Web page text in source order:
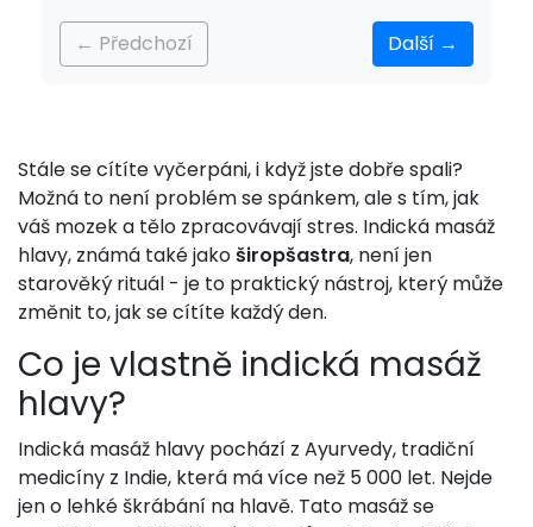
← Předchozí Další →
Stále se cítíte vyčerpáni, i když jste dobře spali?
Možná to není problém se spánkem, ale s tím, jak
váš mozek a tělo zpracovávají stres. Indická masáž
hlavy, známá také jakoširopšastra, není jen
starověký rituál - je to praktický nástroj, který může
změnit to, jak se cítíte každý den.
Co je vlastně indická masáž
hlavy?
Indická masáž hlavy pochází z Ayurvedy, tradiční
medicíny z Indie, která má více než 5 000 let. Nejde
jen o lehké škrábání na hlavě. Tato masáž se